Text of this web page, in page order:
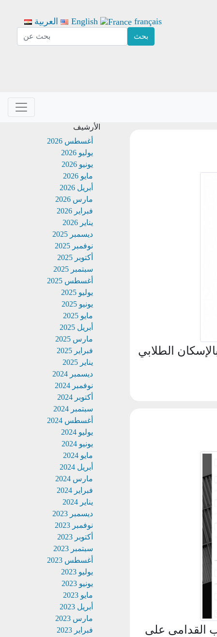
الطلابي
القدامى على
الأرشيف
أغسطس 2026
يوليو 2026
يونيو 2026
مايو 2026
أبريل 2026
مارس 2026
فبراير 2026
يناير 2026
ديسمبر 2025
نوفمبر 2025
أكتوبر 2025
سبتمبر 2025
أغسطس 2025
يوليو 2025
يونيو 2025
مايو 2025
أبريل 2025
مارس 2025
فبراير 2025
يناير 2025
ديسمبر 2024
نوفمبر 2024
أكتوبر 2024
سبتمبر 2024
أغسطس 2024
يوليو 2024
يونيو 2024
مايو 2024
أبريل 2024
مارس 2024
فبراير 2024
يناير 2024
ديسمبر 2023
نوفمبر 2023
أكتوبر 2023
سبتمبر 2023
أغسطس 2023
يوليو 2023
يونيو 2023
مايو 2023
أبريل 2023
مارس 2023
فبراير 2023
العربية English français